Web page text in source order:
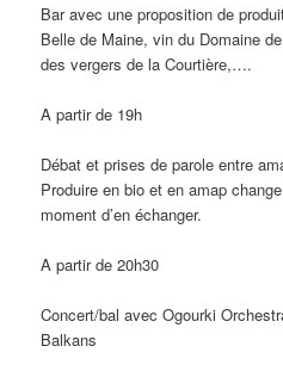
Bar avec une proposition de
Belle de Maine, vin du Domaine
des vergers de la Courtière,….
A partir de 19h
Débat et prises de parole entre
Produire en bio et en amap
moment d’en échanger.
A partir de 20h30
Concert/bal avec Ogourki
Balkans